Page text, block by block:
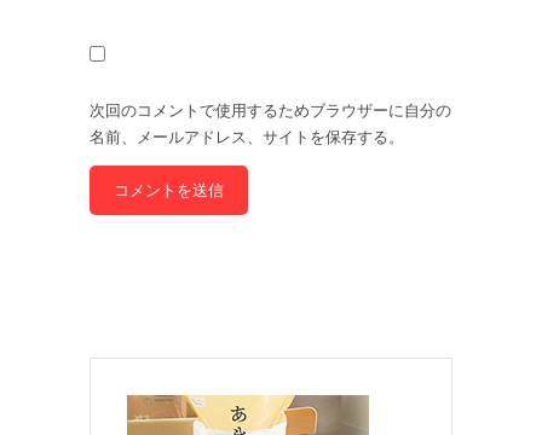
次回のコメントで使用するためブラウザーに自分の
名前、メールアドレス、サイトを保存する。